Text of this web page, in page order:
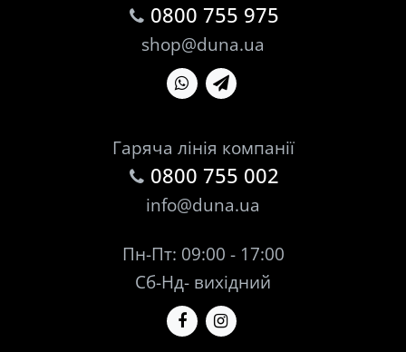
0800 755 975
shop@duna.ua
Гаряча лінія компанії
0800 755 002
info@duna.ua
Пн-Пт: 09:00 - 17:00
Сб-Нд- вихідний